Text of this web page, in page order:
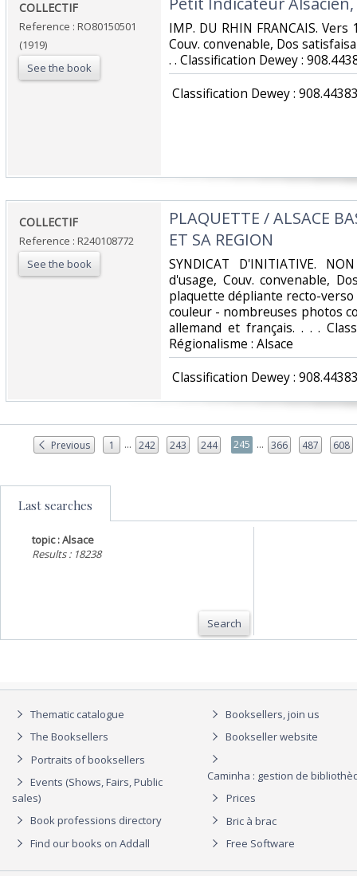
‎COLLECTIF‎
Reference : RO80150501
(1919)
See the book
‎IMP. DU RHIN FRANCAIS.
Couv. convenable, Dos
. . Classification Dewey :
Classification Dewey :
‎COLLECTIF‎
Reference : R240108772
See the book
‎PLAQUETTE / ALSACE
ET SA REGION‎
‎SYNDICAT D'INITIATIVE.
d'usage, Couv. convenable,
plaquette dépliante recto-
couleur - nombreuses photos
allemand et français. . . .
Régionalisme : Alsace‎
Classification Dewey :
Previous 1 ... 242 243 244 245 ... 366 487 608
Last searches
topic : Alsace
Results : 18238
Search
Thematic catalogue
The Booksellers
Portraits of booksellers
Events (Shows, Fairs, Public
sales)
Book professions directory
Find our books on Addall
Booksellers, join us
Bookseller website
Caminha : gestion de
Prices
Bric à brac
Free Software